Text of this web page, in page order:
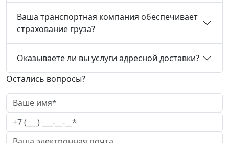
Ваша транспортная компания обеспечивает
страхование груза?
Оказываете ли вы услуги адресной доставки?
Остались вопросы?